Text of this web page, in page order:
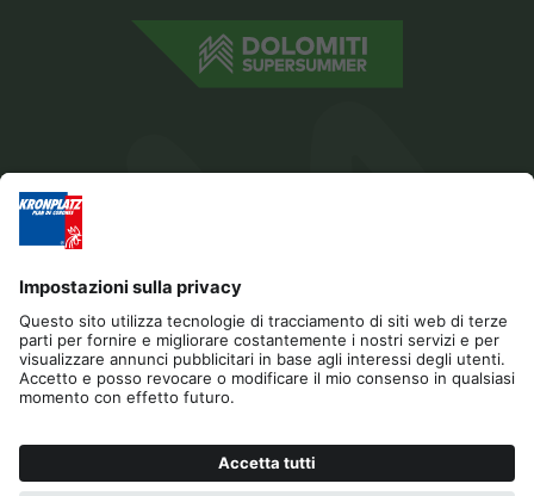
Editoria Privacy Dichiarazione di accessibilità
Contatto
Sponsor
Cookies